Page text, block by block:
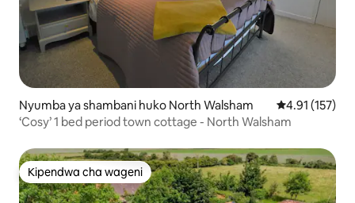
Nyumba ya shambani huko North Walsham Ukadiriaji wa
4.91 (157)
‘Cosy’ 1 bed period town cottage - North Walsham
Kipendwa cha wageni
Kipendwa cha wageni